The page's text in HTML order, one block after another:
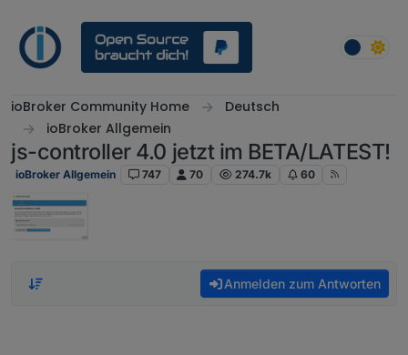
ioBroker Community Home
Deutsch
ioBroker Allgemein
js-controller 4.0 jetzt im BETA/LATEST!
ioBroker Allgemein 747 70 274.7k 60
Anmelden zum Antworten